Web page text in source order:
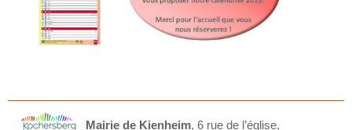
Mairie de Kienheim, 6 rue de l’église,